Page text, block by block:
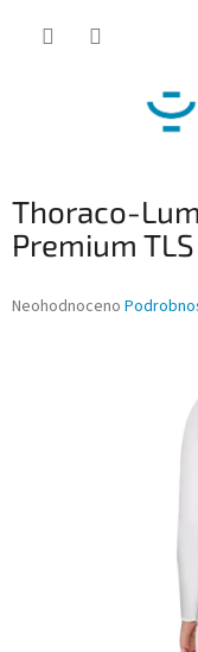
Thoraco-
Premium TLS
Průměrné
Neohodnoceno